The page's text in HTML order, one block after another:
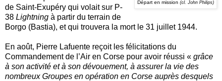
Départ en mission (cl. John Philips)
de Saint-Exupéry qui volait sur P-
38 Lightning à partir du terrain de
Borgo (Bastia), et qui trouvera la mort le 31 juillet 1944.
En août, Pierre Lafuente reçoit les félicitations du
Commandement de l’Air en Corse pour avoir réussi « grâce
à son activité et à son dévouement, à assurer la vie des
nombreux Groupes en opération en Corse auprès desquels